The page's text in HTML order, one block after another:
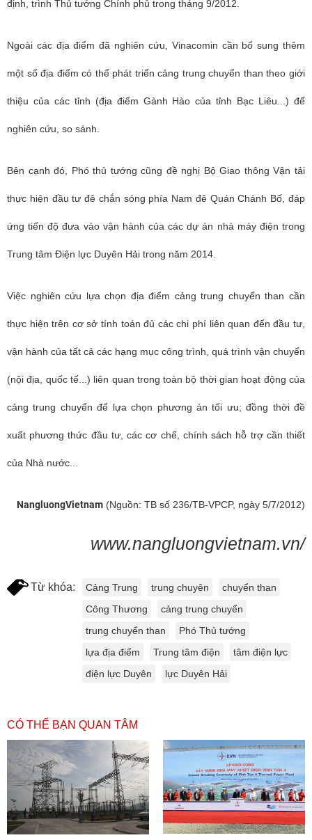
định, trình Thủ tướng Chính phủ trong tháng 9/2012.
Ngoài các địa điểm đã nghiên cứu, Vinacomin cần bổ sung thêm
một số địa điểm có thể phát triển cảng trung chuyển than theo giới
thiệu của các tỉnh (địa điểm Gành Hào của tỉnh Bạc Liêu...) để
nghiên cứu, so sánh.
Bên cạnh đó, Phó thủ tướng cũng đề nghị Bộ Giao thông Vận tải
thực hiện đầu tư đê chắn sóng phía Nam đê Quán Chánh Bố, đáp
ứng tiến độ đưa vào vận hành của các dự án nhà máy điện trong
Trung tâm Điện lực Duyên Hải trong năm 2014.
Việc nghiên cứu lựa chọn địa điểm cảng trung chuyển than cần
thực hiện trên cơ sở tính toán đủ các chi phí liên quan đến đầu tư,
vận hành của tất cả các hạng mục công trình, quá trình vận chuyển
(nội địa, quốc tế...) liên quan trong toàn bộ thời gian hoạt động của
cảng trung chuyển để lựa chọn phương án tối ưu; đồng thời đề
xuất phương thức đầu tư, các cơ chế, chính sách hỗ trợ cần thiết
của Nhà nước...
NangluongVietnam (Nguồn: TB số 236/TB-VPCP, ngày 5/7/2012)
www.nangluongvietnam.vn/
Từ khóa: Cảng Trung trung chuyên
chuyển than
Công Thương
cảng trung chuyển
trung chuyển than
Phó Thủ tướng
lựa địa điểm
Trung tâm điện
tâm điện lực
điện lực Duyên
lực Duyên Hải
CÓ THỂ BẠN QUAN TÂM